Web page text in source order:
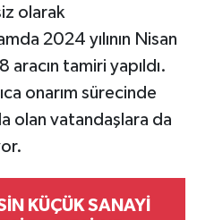
olarak
2024 yılının Nisan
aracın tamiri yapıldı.
onarım sürecinde
olan vatandaşlara da
KÜÇÜK SANAYİ